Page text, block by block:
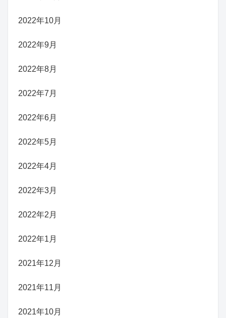
2022年10月
2022年9月
2022年8月
2022年7月
2022年6月
2022年5月
2022年4月
2022年3月
2022年2月
2022年1月
2021年12月
2021年11月
2021年10月